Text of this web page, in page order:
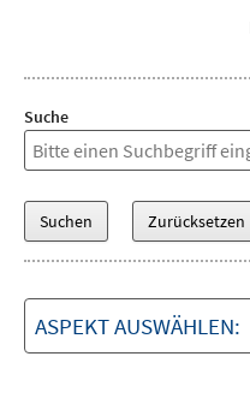
Suche
ASPEKT AUSWÄHLEN: